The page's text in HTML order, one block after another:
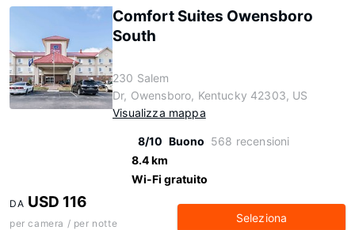
Comfort Suites Owensboro
South
230 Salem
Dr, Owensboro, Kentucky 42303, US
Visualizza mappa
8/10 Buono 568 recensioni
8.4 km
Wi-Fi gratuito
DA USD 116
per camera / per notte Seleziona